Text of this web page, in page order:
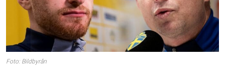
Foto: Bildbyrån